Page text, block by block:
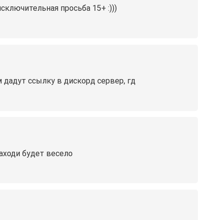
просьба 15+ :)))
ссылку в дискорд сервер, гд
будет весело